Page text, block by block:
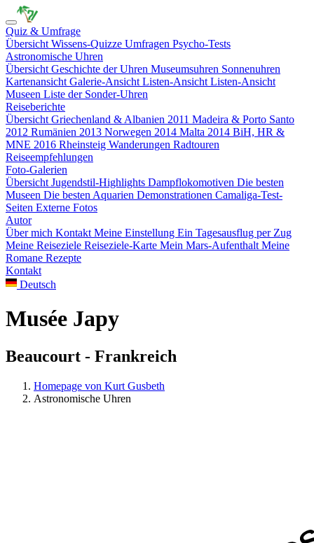
Quiz & Umfrage
Übersicht Wissens-Quizze Umfragen Psycho-Tests
Astronomische Uhren
Übersicht Geschichte der Uhren Museumsuhren Sonnenuhren
Kartenansicht Galerie-Ansicht Listen-Ansicht Listen-Ansicht
Museen Liste der Sonder-Uhren
Reiseberichte
Übersicht Griechenland & Albanien 2011 Madeira & Porto Santo
2012 Rumänien 2013 Norwegen 2014 Malta 2014 BiH, HR &
MNE 2016 Rheinsteig Wanderungen Radtouren
Reiseempfehlungen
Foto-Galerien
Übersicht Jugendstil-Highlights Dampflokomotiven Die besten
Museen Die besten Aquarien Demonstrationen Camaliga-Test-
Seiten Externe Fotos
Autor
Über mich Kontakt Meine Einstellung Ein Tagesausflug per Zug
Meine Reiseziele Reiseziele-Karte Mein Mars-Aufenthalt Meine
Romane Rezepte
Kontakt
Deutsch
Musée Japy
Beaucourt - Frankreich
Homepage von Kurt Gusbeth
Astronomische Uhren